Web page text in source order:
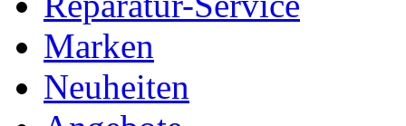
Marken
Neuheiten